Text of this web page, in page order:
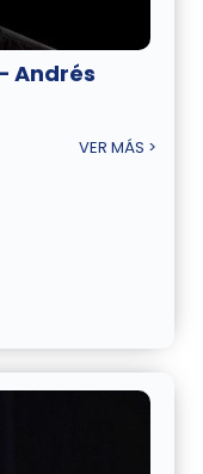
Andrés
VER MÁS >